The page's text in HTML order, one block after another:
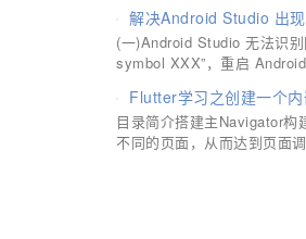
解决Android Studio 出
(一)Android Studio 无法识
symbol XXX”，重启
Flutter学习之创建一个
目录简介搭建主Navigator
不同的页面，从而达到页面